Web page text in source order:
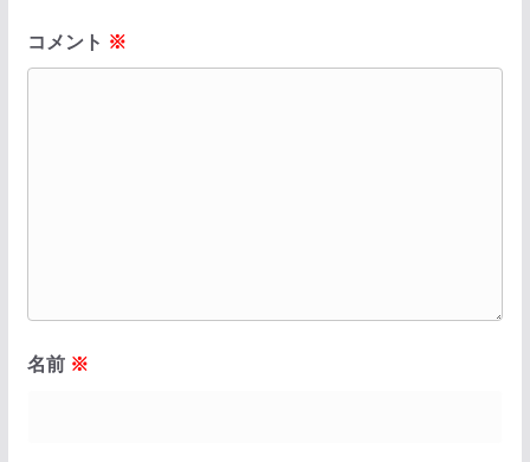
コメント ※
名前 ※